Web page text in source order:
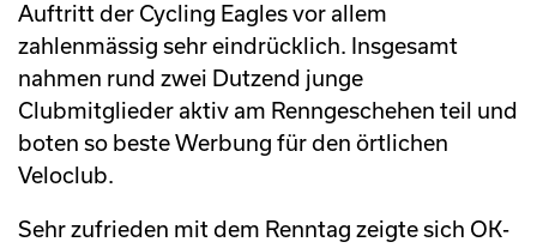
Auftritt der Cycling Eagles vor allem
zahlenmässig sehr eindrücklich. Insgesamt
nahmen rund zwei Dutzend junge
Clubmitglieder aktiv am Renngeschehen teil und
boten so beste Werbung für den örtlichen
Veloclub.
Sehr zufrieden mit dem Renntag zeigte sich OK-